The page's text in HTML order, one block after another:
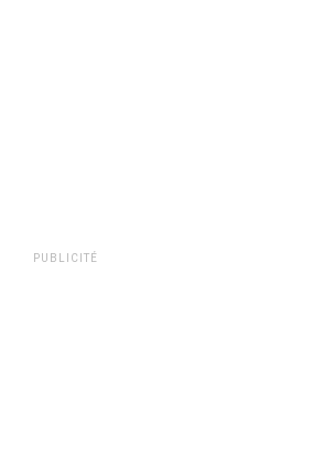
PUBLICITÉ